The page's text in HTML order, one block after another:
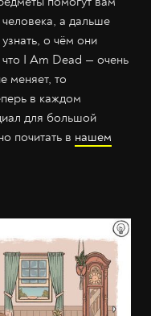
а дальше
о чём они
что I Am Dead — очень
меняет, то
в каждом
для большой
почитать в нашем